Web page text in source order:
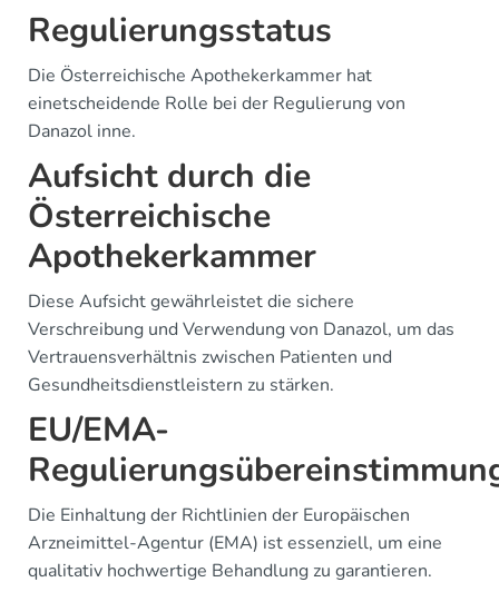
Regulierungsstatus
Die Österreichische Apothekerkammer hat
einetscheidende Rolle bei der Regulierung von
Danazol inne.
Aufsicht durch die
Österreichische
Apothekerkammer
Diese Aufsicht gewährleistet die sichere
Verschreibung und Verwendung von Danazol, um das
Vertrauensverhältnis zwischen Patienten und
Gesundheitsdienstleistern zu stärken.
EU/EMA-
Die Einhaltung der Richtlinien der Europäischen
Arzneimittel-Agentur (EMA) ist essenziell, um eine
qualitativ hochwertige Behandlung zu garantieren.